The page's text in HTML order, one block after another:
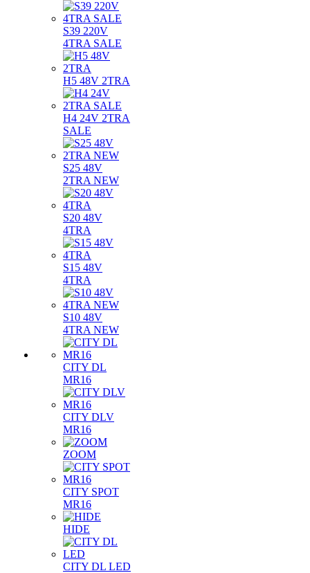
S39 220V
4TRA SALE
H5 48V 2TRA
H4 24V 2TRA
SALE
S25 48V
2TRA NEW
S20 48V
4TRA
S15 48V
4TRA
S10 48V
4TRA NEW
CITY DL
MR16
CITY DLV
MR16
ZOOM
CITY SPOT
MR16
HIDE
CITY DL LED